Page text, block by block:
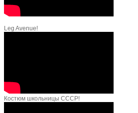
Leg Avenue!
Костюм школьницы СССР!